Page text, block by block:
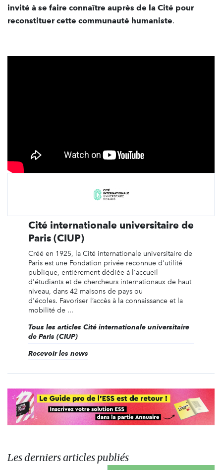
invité à se faire connaître auprès de la Cité pour
reconstituer cette communauté humaniste.
Cité internationale universitaire de
Paris (CIUP)
Créé en 1925, la Cité internationale universitaire de
Paris est une Fondation privée reconnue d'utilité
publique, entièrement dédiée à l'accueil
d'étudiants et de chercheurs internationaux de haut
niveau, dans 42 maisons de pays ou
d'écoles. Favoriser l’accès à la connaissance et la
mobilité de ...
Tous les articles Cité internationale universitaire
de Paris (CIUP)
Recevoir les news
Les derniers articles publiés